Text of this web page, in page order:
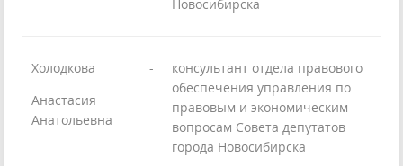
Новосибирска
Холодкова
Анастасия
Анатольевна
-
консультант отдела правового
обеспечения управления по
правовым и экономическим
вопросам Совета депутатов
города Новосибирска